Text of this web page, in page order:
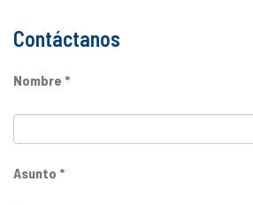
Contáctanos
Nombre *
Asunto *